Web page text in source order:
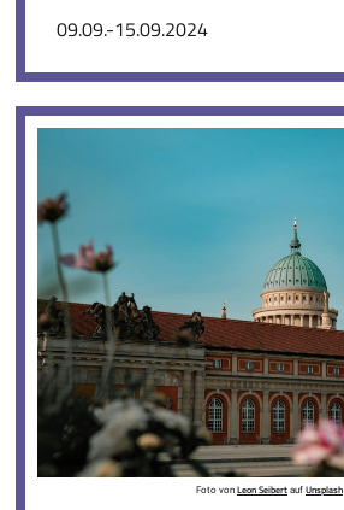
09.09.-15.09.2024
Foto von Leon Seibert auf Unsplash